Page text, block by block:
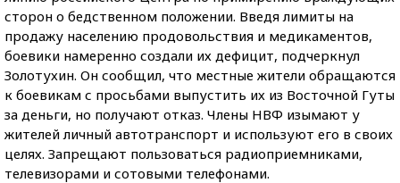
сторон о бедственном положении. Введя лимиты на
продажу населению продовольствия и медикаментов,
боевики намеренно создали их дефицит, подчеркнул
Золотухин. Он сообщил, что местные жители обращаются
к боевикам с просьбами выпустить их из Восточной Гуты
за деньги, но получают отказ. Члены НВФ изымают у
жителей личный автотранспорт и используют его в своих
целях. Запрещают пользоваться радиоприемниками,
телевизорами и сотовыми телефонами.